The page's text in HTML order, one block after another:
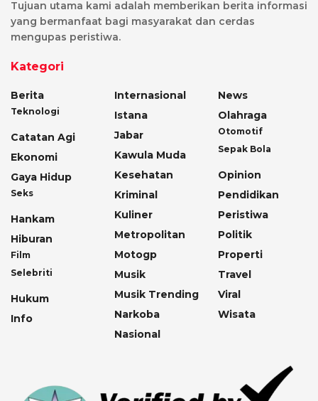
Tujuan utama kami adalah memberikan berita informasi
yang bermanfaat bagi masyarakat dan cerdas
mengupas peristiwa.
Kategori
Berita
Teknologi
Catatan Agi
Ekonomi
Gaya Hidup
Seks
Hankam
Hiburan
Film
Selebriti
Hukum
Info
Internasional
Istana
Jabar
Kawula Muda
Kesehatan
Kriminal
Kuliner
Metropolitan
Motogp
Musik
Musik Trending
Narkoba
Nasional
News
Olahraga
Otomotif
Sepak Bola
Opinion
Pendidikan
Peristiwa
Politik
Properti
Travel
Viral
Wisata